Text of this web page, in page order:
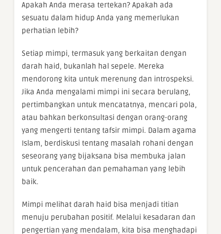
Apakah Anda merasa tertekan? Apakah ada
sesuatu dalam hidup Anda yang memerlukan
perhatian lebih?
Setiap mimpi, termasuk yang berkaitan dengan
darah haid, bukanlah hal sepele. Mereka
mendorong kita untuk merenung dan introspeksi.
Jika Anda mengalami mimpi ini secara berulang,
pertimbangkan untuk mencatatnya, mencari pola,
atau bahkan berkonsultasi dengan orang-orang
yang mengerti tentang tafsir mimpi. Dalam agama
Islam, berdiskusi tentang masalah rohani dengan
seseorang yang bijaksana bisa membuka jalan
untuk pencerahan dan pemahaman yang lebih
baik.
Mimpi melihat darah haid bisa menjadi titian
menuju perubahan positif. Melalui kesadaran dan
pengertian yang mendalam, kita bisa menghadapi